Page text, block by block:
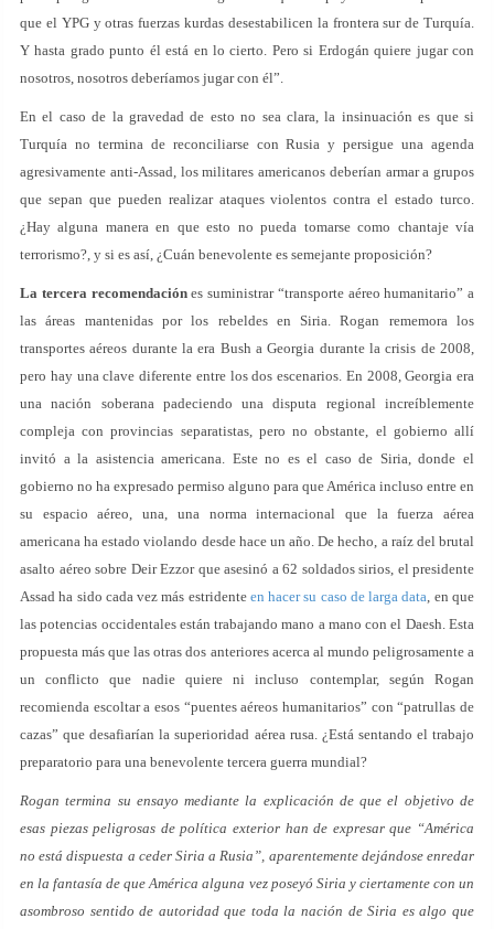
que el YPG y otras fuerzas kurdas desestabilicen la frontera sur de Turquía.
Y hasta grado punto él está en lo cierto. Pero si Erdogán quiere jugar con
nosotros, nosotros deberíamos jugar con él”.
En el caso de la gravedad de esto no sea clara, la insinuación es que si
Turquía no termina de reconciliarse con Rusia y persigue una agenda
agresivamente anti-Assad, los militares americanos deberían armar a grupos
que sepan que pueden realizar ataques violentos contra el estado turco.
¿Hay alguna manera en que esto no pueda tomarse como chantaje vía
terrorismo?, y si es así, ¿Cuán benevolente es semejante proposición?
La tercera recomendaciónes suministrar “transporte aéreo humanitario” a
las áreas mantenidas por los rebeldes en Siria. Rogan rememora los
transportes aéreos durante la era Bush a Georgia durante la crisis de 2008,
pero hay una clave diferente entre los dos escenarios. En 2008, Georgia era
una nación soberana padeciendo una disputa regional increíblemente
compleja con provincias separatistas, pero no obstante, el gobierno allí
invitó a la asistencia americana. Este no es el caso de Siria, donde el
gobierno no ha expresado permiso alguno para que América incluso entre en
su espacio aéreo, una, una norma internacional que la fuerza aérea
americana ha estado violando desde hace un año. De hecho, a raíz del brutal
asalto aéreo sobre Deir Ezzor que asesinó a 62 soldados sirios, el presidente
Assad ha sido cada vez más estridente en hacer su caso de larga data, en que
las potencias occidentales están trabajando mano a mano con el Daesh. Esta
propuesta más que las otras dos anteriores acerca al mundo peligrosamente a
un conflicto que nadie quiere ni incluso contemplar, según Rogan
recomienda escoltar a esos “puentes aéreos humanitarios” con “patrullas de
cazas” que desafiarían la superioridad aérea rusa. ¿Está sentando el trabajo
preparatorio para una benevolente tercera guerra mundial?
Rogan termina su ensayo mediante la explicación de que el objetivo de
esas piezas peligrosas de política exterior han de expresar que “América
no está dispuesta a ceder Siria a Rusia”, aparentemente dejándose enredar
en la fantasía de que América alguna vez poseyó Siria y ciertamente con un
asombroso sentido de autoridad que toda la nación de Siria es algo que